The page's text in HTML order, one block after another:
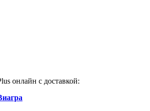
онлайн с доставкой: